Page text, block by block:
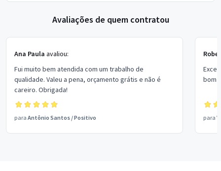
Avaliações de quem contratou
Ana Paula avaliou:
Fui muito bem atendida com um trabalho de
qualidade. Valeu a pena, orçamento grátis e não é
careiro. Obrigada!
para Antônio Santos /Positivo
bom
para